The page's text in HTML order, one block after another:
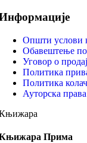
Општи услови
Обавештење
Уговор о
Политика
Политика
Ауторска права
Прима